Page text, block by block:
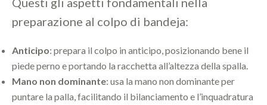
preparazione al colpo di bandeja:
Anticipo: prepara il colpo in anticipo, posizionando bene il
piede perno e portando la racchetta all’altezza della spalla.
Mano non dominante: usa la mano non dominante per
puntare la palla, facilitando il bilanciamento e l’inquadratura